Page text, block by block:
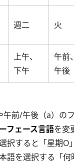
週二 火
上午、
下午
午前、
午後
午前/午後（a）の
フェース言語を変
択すると「星期O
語を選択する「